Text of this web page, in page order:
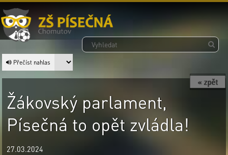
Přečíst nahlas
« zpět
Žákovský parlament,
Písečná to opět zvládla!
27.03.2024